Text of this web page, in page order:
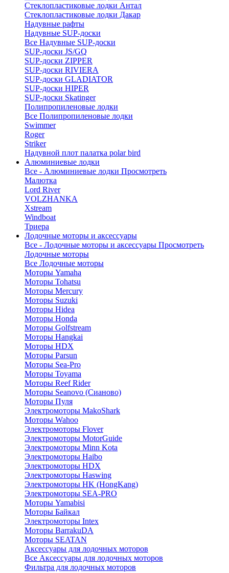
Стеклопластиковые лодки Антал
Стеклопластиковые лодки Дакар
Надувные рафты
Надувные SUP-доски
Все Надувные SUP-доски
SUP-доски JS/GQ
SUP-доски ZIPPER
SUP-доски RIVIERA
SUP-доски GLADIATOR
SUP-доски HIPER
SUP-доски Skatinger
Полипропиленовые лодки
Все Полипропиленовые лодки
Swimmer
Roger
Striker
Надувной плот палатка polar bird
Алюминиевые лодки
Все - Алюминиевые лодки Просмотреть
Малютка
Lord River
VOLZHANKA
Xstream
Windboat
Триера
Лодочные моторы и аксессуары
Все - Лодочные моторы и аксессуары Просмотреть
Лодочные моторы
Все Лодочные моторы
Моторы Yamaha
Моторы Tohatsu
Моторы Mercury
Моторы Suzuki
Моторы Hidea
Моторы Honda
Моторы Golfstream
Моторы Hangkai
Моторы HDX
Моторы Parsun
Моторы Sea-Pro
Моторы Toyama
Моторы Reef Rider
Моторы Seanovo (Сианово)
Моторы Пуля
Электромоторы MakoShark
Моторы Wahoo
Электромоторы Flover
Электромоторы MotorGuide
Электромоторы Minn Kota
Электромоторы Haibo
Электромоторы HDX
Электромоторы Haswing
Электромоторы HK (HongKang)
Электромоторы SEA-PRO
Моторы Yamabisi
Моторы Байкал
Электромоторы Intex
Моторы BarrakuDA
Моторы SEATAN
Аксессуары для лодочных моторов
Все Аксессуары для лодочных моторов
Фильтра для лодочных моторов